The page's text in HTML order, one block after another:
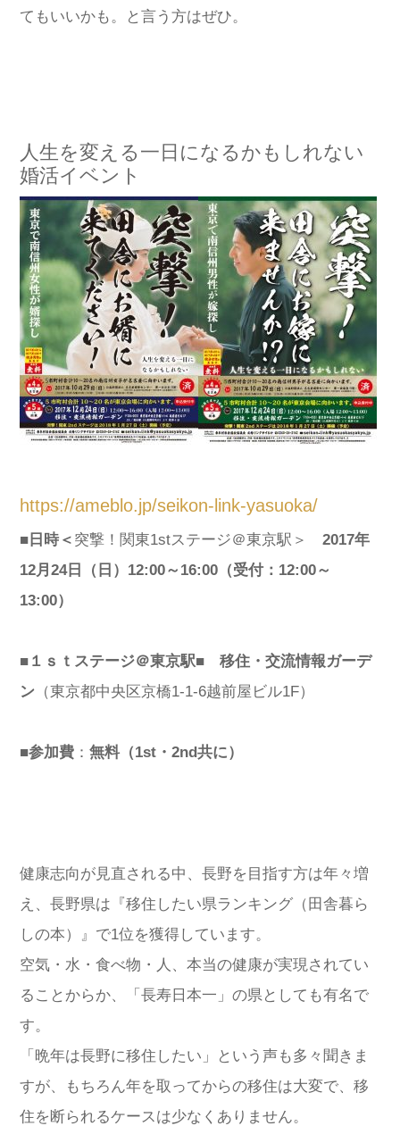
てもいいかも。と言う方はぜひ。
人生を変える一日になるかもしれない
婚活イベント
https://ameblo.jp/seikon-link-yasuoka/
■日時＜ 突撃！関東1stステージ＠東京駅＞ 2017年
12月24日（日）12:00～16:00（受付：12:00～
13:00）
■１ｓｔステージ＠東京駅■ 移住・交流情報ガーデ
ン （東京都中央区京橋1-1-6越前屋ビル1F）
■参加費 ： 無料（1st・2nd共に）
健康志向が見直される中、長野を目指す方は年々増
え、長野県は『移住したい県ランキング（田舎暮ら
しの本）』で1位を獲得しています。
空気・水・食べ物・人、本当の健康が実現されてい
ることからか、「長寿日本一」の県としても有名で
す。
「晩年は長野に移住したい」という声も多々聞きま
すが、もちろん年を取ってからの移住は大変で、移
住を断られるケースは少なくありません。